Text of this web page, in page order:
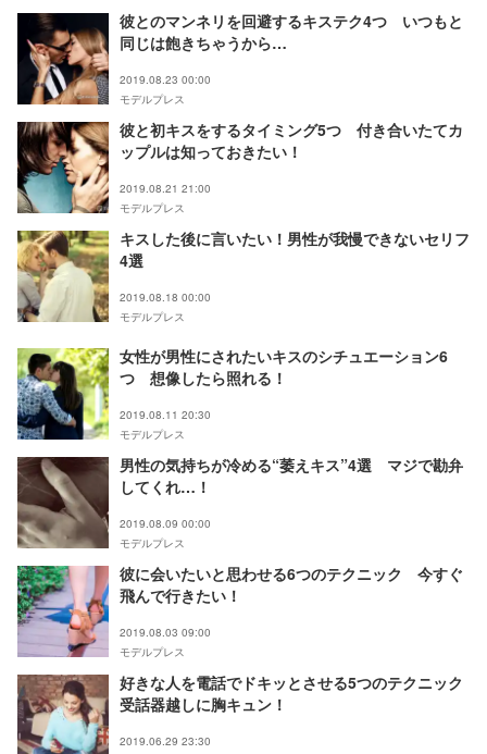
彼とのマンネリを回避するキステク4つ いつもと
同じは飽きちゃうから…
2019.08.23 00:00
モデルプレス
彼と初キスをするタイミング5つ 付き合いたてカ
ップルは知っておきたい！
2019.08.21 21:00
モデルプレス
キスした後に言いたい！男性が我慢できないセリフ
4選
2019.08.18 00:00
モデルプレス
女性が男性にされたいキスのシチュエーション6
つ 想像したら照れる！
2019.08.11 20:30
モデルプレス
男性の気持ちが冷める“萎えキス”4選 マジで勘弁
してくれ…！
2019.08.09 00:00
モデルプレス
彼に会いたいと思わせる6つのテクニック 今すぐ
飛んで行きたい！
2019.08.03 09:00
モデルプレス
好きな人を電話でドキッとさせる5つのテクニック
受話器越しに胸キュン！
2019.06.29 23:30